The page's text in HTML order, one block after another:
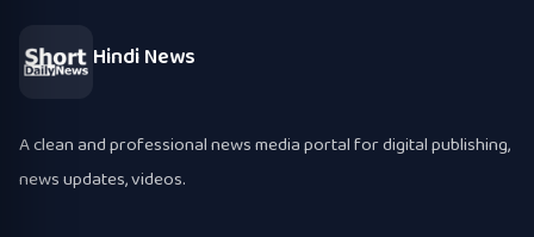
Hindi News
A clean and professional news media portal for digital publishing,
news updates, videos.